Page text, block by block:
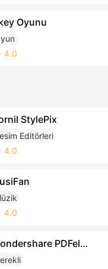
Oyunu
4.0
StylePix
Editörleri
4.0
4.0
Wondershare PDFelement